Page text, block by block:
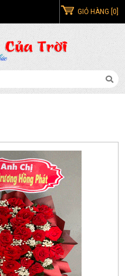
GIỎ HÀNG [0]